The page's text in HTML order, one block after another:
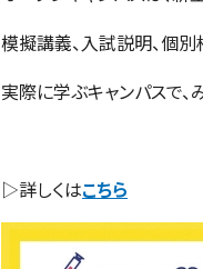
模擬講義、入試説明、個
実際に学ぶキャンパスで、
▷詳しくはこちら